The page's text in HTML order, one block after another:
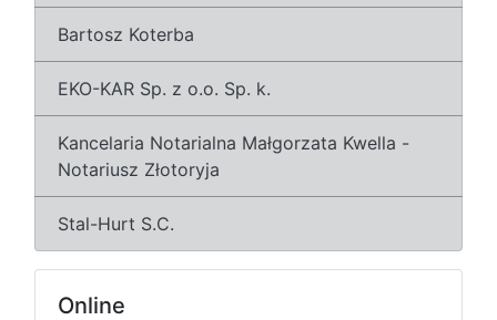
Bartosz Koterba
EKO-KAR Sp. z o.o. Sp. k.
Kancelaria Notarialna Małgorzata Kwella -
Notariusz Złotoryja
Stal-Hurt S.C.
Online